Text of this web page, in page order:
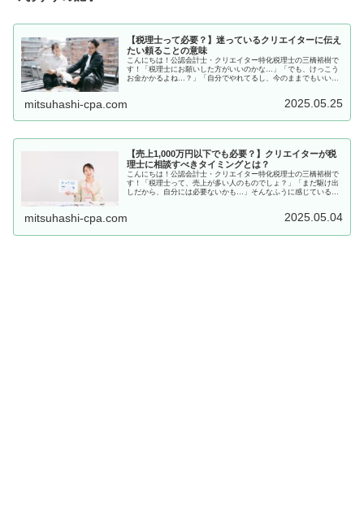
【税理士って必要？】迷っているクリエイターに伝え
たい頼ることの意味
こんにちは！公認会計士・クリエイター特化税理士の三橋裕樹で
す！「税理士にお願いした方がいいのかな…」「でも、けっこう
お金かかるよね…？」「自分でやれてるし、今のままでもいいか
mitsuhashi-cpa.com 2025.05.25
【売上1,000万円以下でも必要？】クリエイターが税
理士に相談すべきタイミングとは？
こんにちは！公認会計士・クリエイター特化税理士の三橋裕樹で
す！「税理士って、売上が多い人のものでしょ？」「まだ駆け出
しだから、自分には必要ないかも…」そんなふうに感じている
mitsuhashi-cpa.com 2025.05.04